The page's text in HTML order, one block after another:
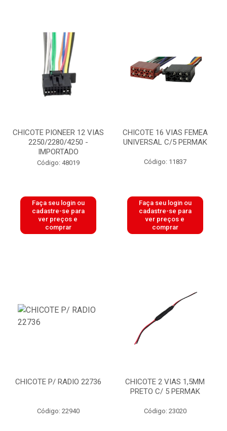
CHICOTE PIONEER 12 VIAS
2250/2280/4250 -
IMPORTADO
Código: 48019
Faça seu login ou
cadastre-se para
ver preços e
comprar
CHICOTE 16 VIAS FEMEA
UNIVERSAL C/5 PERMAK
Código: 11837
Faça seu login ou
cadastre-se para
ver preços e
comprar
CHICOTE P/ RADIO 22736
Código: 22940
CHICOTE 2 VIAS 1,5MM
PRETO C/ 5 PERMAK
Código: 23020